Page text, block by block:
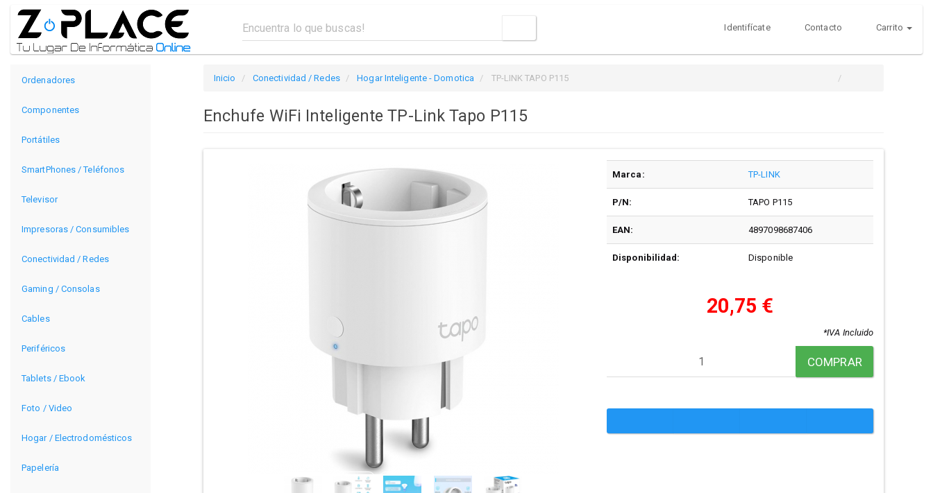
Identifícate Contacto Carrito
Ordenadores
Componentes
Portátiles
SmartPhones / Teléfonos
Televisor
Impresoras / Consumibles
Conectividad / Redes
Gaming / Consolas
Cables
Periféricos
Tablets / Ebook
Foto / Video
Hogar / Electrodomésticos
Papelería
Inicio Conectividad / Redes Hogar Inteligente - Domotica TP-LINK TAPO P115
Enchufe WiFi Inteligente TP-Link Tapo P115
Marca: TP-LINK
P/N: TAPO P115
EAN: 4897098687406
Disponibilidad: Disponible
20,75 €
*IVA Incluido
COMPRAR